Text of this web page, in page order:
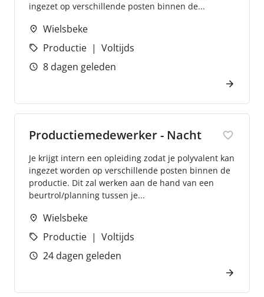
ingezet op verschillende posten binnen de...
Wielsbeke
Productie
Voltijds
8 dagen geleden
Productiemedewerker - Nacht
Je krijgt intern een opleiding zodat je polyvalent kan
ingezet worden op verschillende posten binnen de
productie. Dit zal werken aan de hand van een
beurtrol/planning tussen je...
Wielsbeke
Productie
Voltijds
24 dagen geleden